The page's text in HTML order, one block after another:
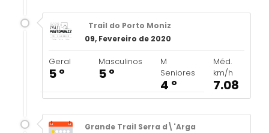
Trail do Porto Moniz
09, Fevereiro de 2020
Geral
5 º
Masculinos
5 º
M
Seniores
4 º
Méd.
km/h
7.08
Grande Trail Serra d\'Arga